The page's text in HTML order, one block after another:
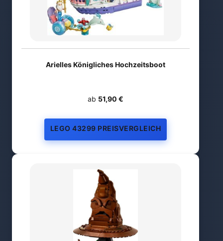
Arielles Königliches Hochzeitsboot
ab 51,90 €
LEGO 43299 PREISVERGLEICH